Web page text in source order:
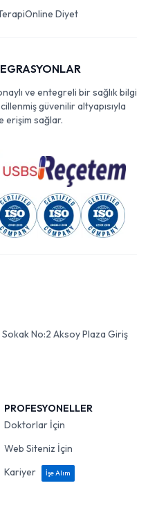
Online Diyet
ve entegreli bir sağlık bilgi
güvenilir altyapısıyla
erişim sağlar.
No:2 Aksoy Plaza Giriş
PROFESYONELLER
Doktorlar İçin
Web Siteniz İçin
Kariyer
İşe Alım